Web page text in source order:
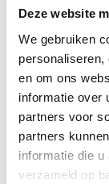
Deze website
We gebruiken
en om ons
informatie over
partners voor
partners
informatie die
verzameld op
Maak
doen
ideale